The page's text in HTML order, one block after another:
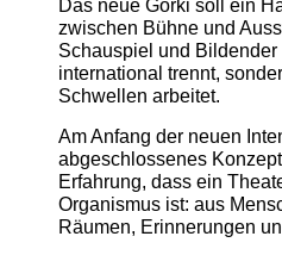
Das neue Gorki soll ein
zwischen Bühne und
Schauspiel und
international trennt,
Schwellen arbeitet.
Am Anfang der neuen
abgeschlossenes
Erfahrung, dass ein
Organismus ist: aus
Räumen, Erinnerungen